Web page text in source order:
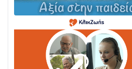
Με Αρχιερατική Λαμπρότητα η
Μεταμορφώσεως του Σωτήρος
03/08 • 07:45
Ενισχύεται η Πολιτική
με δύο νέα υδροφόρα οχήματα
02/08 • 18:26